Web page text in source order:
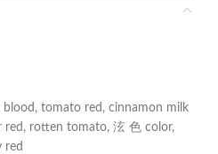
tomato red, cinnamon milk
red, rotten tomato, 泫 色 color,
red